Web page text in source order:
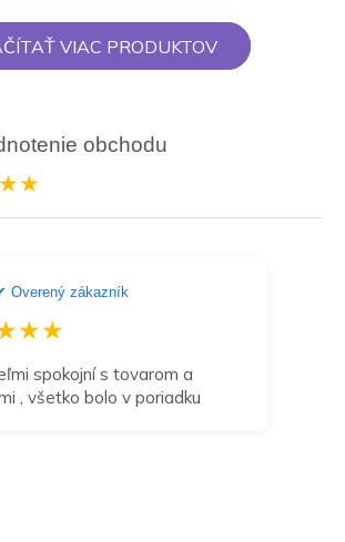
VIAC PRODUKTOV
obchodu
Overený zákazník
spokojní s tovarom a
, všetko bolo v poriadku